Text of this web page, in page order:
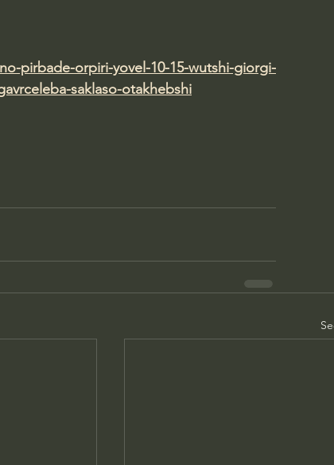
pirbade-orpiri-yovel-10-15-wutshi-giorgi-
saklaso-otakhebshi